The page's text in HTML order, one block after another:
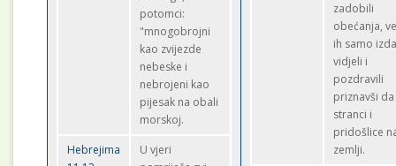
potomci:
"mnogobrojni
kao zvijezde
nebeske i
nebrojeni kao
pijesak na obali
morskoj.
Hebrejima
U vjeri
zadobili
obećanja,
ih samo
vidjeli i
pozdravili
priznavši
stranci i
pridošlice
zemlji.